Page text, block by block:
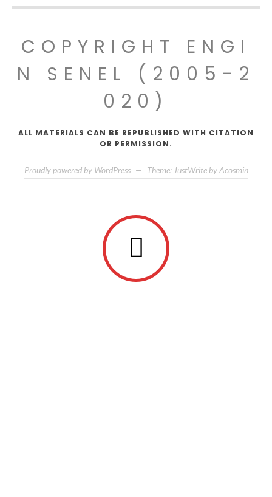
COPYRIGHT ENGI
N SENEL (2005-2
020)
ALL MATERIALS CAN BE REPUBLISHED WITH CITATION
OR PERMISSION.
Proudly powered by WordPress — Theme: JustWrite by Acosmin